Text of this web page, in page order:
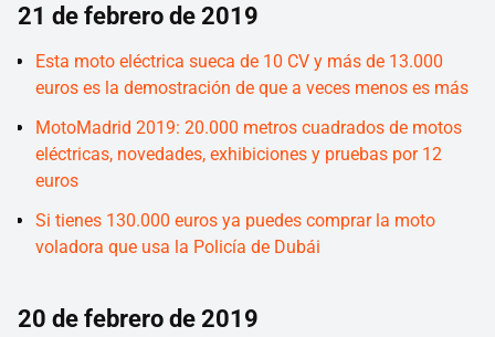
21 de febrero de 2019
Esta moto eléctrica sueca de 10 CV y más de 13.000
euros es la demostración de que a veces menos es más
MotoMadrid 2019: 20.000 metros cuadrados de motos
eléctricas, novedades, exhibiciones y pruebas por 12
euros
Si tienes 130.000 euros ya puedes comprar la moto
voladora que usa la Policía de Dubái
20 de febrero de 2019